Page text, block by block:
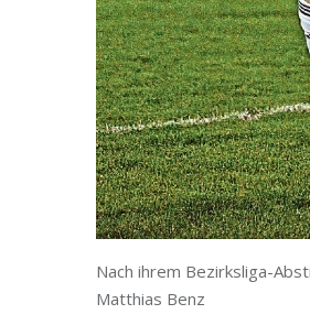
Nach ihrem Bezirksliga-
Matthias Benz